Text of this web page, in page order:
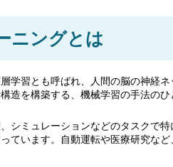
ニングとは
学習とも呼ばれ、人間の脳の神経
造を構築する、機械学習の手法のひ
シミュレーションなどのタスクで
ています。自動運転や医療研究など